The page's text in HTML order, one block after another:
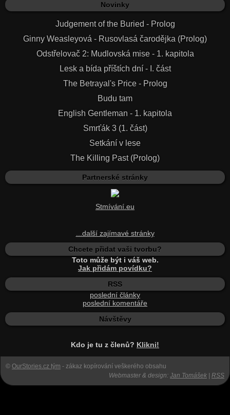
Novinky
Judgement of the Buried - Prolog
Ginny Weasleyová - Rusovlasá čarodějka (Prolog)
Odstřelovač 2: Mudlovská mise - 1. kapitola
Lesk a bída příštích dní - I. část
The Betrayal's Price - Prolog
Budu tam
English Gentleman - 1. kapitola
Smrťák 3 (1. část)
Setkání v lese
The Killing Past (Prolog)
Partnerské stránky
Stmívání.eu
...další zajímavé stránky
Chcete přidat vaši tvorbu?
Toto může být i váš web.
Jak přidám povídku?
RSS
poslední články
poslední komentáře
Návštěvy
Kdo je tu z členů? Klikni!
© OurStories.cz tým - zákaz kopírování veškerého obsahu
Webmaster & design: Jan Tomášek RSS